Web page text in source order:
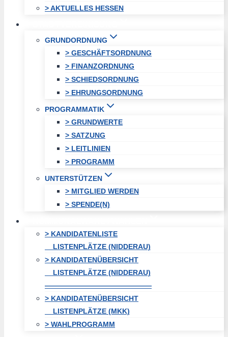
> AKTUELLES HESSEN
GRUNDORDNUNG
> GESCHÄFTSORDNUNG
> FINANZORDNUNG
> SCHIEDSORDNUNG
> EHRUNGSORDNUNG
PROGRAMMATIK
> GRUNDWERTE
> SATZUNG
> LEITLINIEN
> PROGRAMM
UNTERSTÜTZEN
> MITGLIED WERDEN
> SPENDE(N)
> KANDIDATENLISTE
LISTENPLÄTZE (NIDDERAU)
> KANDIDATENÜBERSICHT
LISTENPLÄTZE (NIDDERAU)
———————————————
> KANDIDATENÜBERSICHT
LISTENPLÄTZE (MKK)
> WAHLPROGRAMM